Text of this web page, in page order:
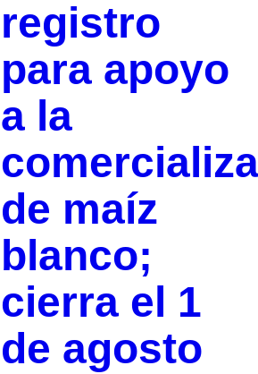
registro
para apoyo
a la
de maíz
blanco;
cierra el 1
de agosto